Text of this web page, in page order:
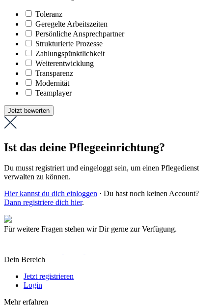
Toleranz
Geregelte Arbeitszeiten
Persönliche Ansprechpartner
Strukturierte Prozesse
Zahlungs­pünktlichkeit
Weiter­entwicklung
Transparenz
Modernität
Teamplayer
Jetzt bewerten
Ist das deine Pflegeeinrichtung?
Du musst registriert und eingeloggt sein, um einen Pflegedienst
verwalten zu können.
Hier kannst du dich einloggen · Du hast noch keinen Account?
Dann registriere dich hier.
Für weitere Fragen stehen wir Dir gerne zur Verfügung.
Dein Bereich
Jetzt registrieren
Login
Mehr erfahren